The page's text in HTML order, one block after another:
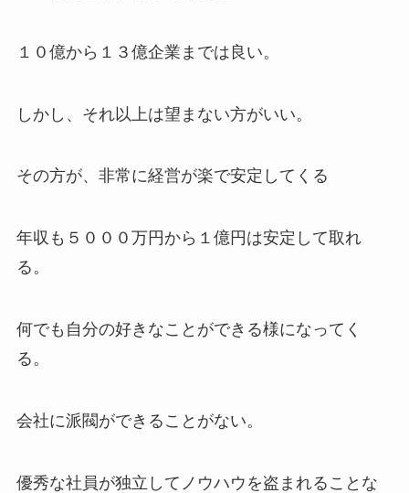
１０億から１３億企業までは良い。
しかし、それ以上は望まない方がいい。
その方が、非常に経営が楽で安定してくる
年収も５０００万円から１億円は安定して取れ
る。
何でも自分の好きなことができる様になってく
る。
会社に派閥ができることがない。
優秀な社員が独立してノウハウを盗まれることな